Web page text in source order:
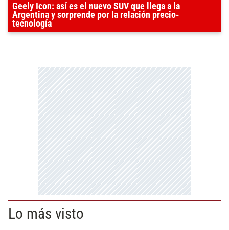
Geely Icon: así es el nuevo SUV que llega a la
Argentina y sorprende por la relación precio-
tecnología
Lo más visto